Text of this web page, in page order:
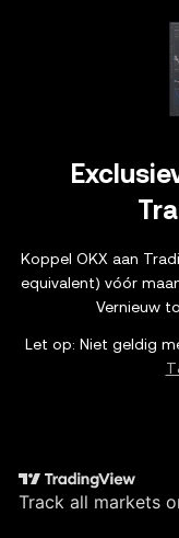
Koppel OKX aan
equivalent) vóór
Let op: Niet geldig
Track all markets